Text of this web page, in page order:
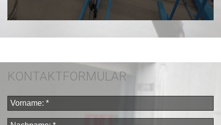
KONTAKTFORMULAR